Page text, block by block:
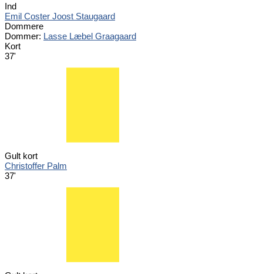
Ind
Emil Coster Joost Staugaard
Dommere
Dommer: Lasse Læbel Graagaard
Kort
37'
Gult kort
Christoffer Palm
37'